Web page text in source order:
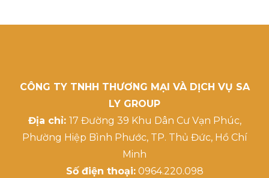
CÔNG TY TNHH THƯƠNG MẠI VÀ DỊCH VỤ SA
LY GROUP
Địa chỉ: 17 Đường 39 Khu Dân Cư Vạn Phúc,
Phường Hiệp Bình Phước, TP. Thủ Đức, Hồ Chí
Minh
Số điện thoại:0964.220.098